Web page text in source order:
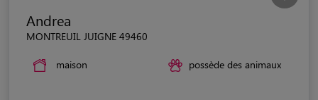
Andrea
MONTREUIL JUIGNE 49460
maison possède des animaux